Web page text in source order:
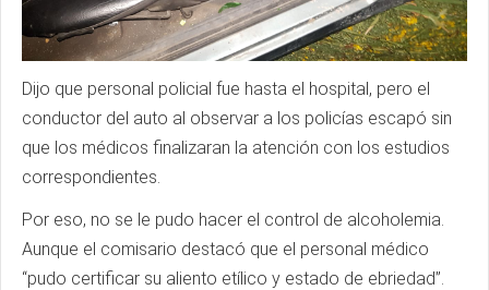
Dijo que personal policial fue hasta el hospital, pero el
conductor del auto al observar a los policías escapó sin
que los médicos finalizaran la atención con los estudios
correspondientes.
Por eso, no se le pudo hacer el control de alcoholemia.
Aunque el comisario destacó que el personal médico
“pudo certificar su aliento etílico y estado de ebriedad”.